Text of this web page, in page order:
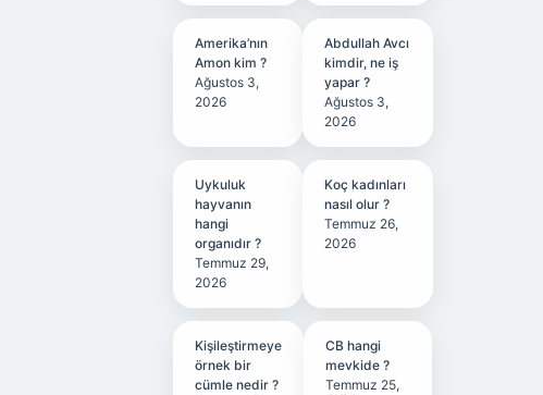
Amerika’nın
Amon kim ?
Ağustos 3,
2026
Abdullah Avcı
kimdir, ne iş
yapar ?
Ağustos 3,
2026
Uykuluk
hayvanın
hangi
organıdır ?
Temmuz 29,
2026
Koç kadınları
nasıl olur ?
Temmuz 26,
2026
Kişileştirmeye
örnek bir
cümle nedir ?
CB hangi
mevkide ?
Temmuz 25,